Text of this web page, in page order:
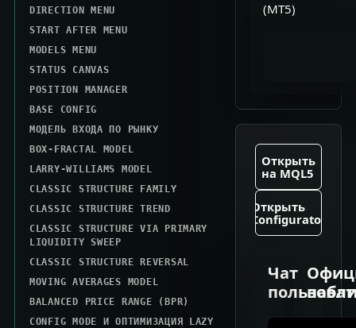
DIRECTION MENU
START AFTER MENU
MODELS MENU
STATUS CANVAS
POSITION MANAGER
BASE CONFIG
МОДЕЛЬ ВХОДА ПО РЫНКУ
BOX-FRACTAL MODEL
LARRY-WILLIAMS MODEL
CLASSIC STRUCTURE FAMILY
CLASSIC STRUCTURE TREND
CLASSIC STRUCTURE VIA PRIMARY
LIQUIDITY SWEEP
CLASSIC STRUCTURE REVERSAL
MOVING AVERAGES MODEL
BALANCED PRICE RANGE (BPR)
CONFIG MODE И ОПТИМИЗАЦИЯ LAZY
(MT5)
Открыть
на MQL5
Открыть
Configurator
Чат